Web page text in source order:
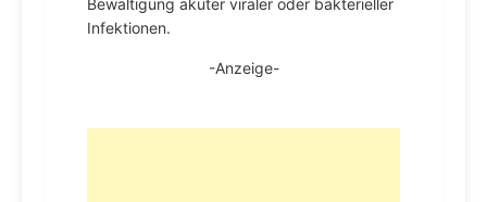
Bewältigung akuter viraler oder bakterieller
Infektionen.
-Anzeige-